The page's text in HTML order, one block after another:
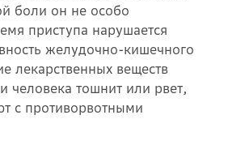
боли он не особо
приступа нарушается
желудочно-кишечного
лекарственных веществ
человека тошнит или рвет,
с противорвотными